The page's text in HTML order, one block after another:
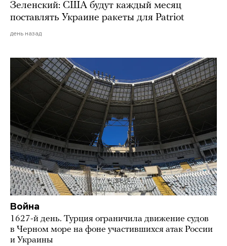
Зеленский: США будут каждый месяц
поставлять Украине ракеты для Patriot
день назад
Война
1627-й день. Турция ограничила движение судов
в Черном море на фоне участившихся атак России
и Украины